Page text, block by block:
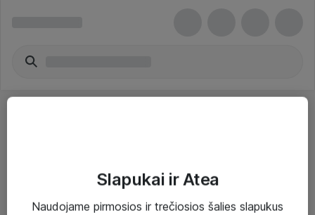
Slapukai ir Atea
Naudojame pirmosios ir trečiosios šalies slapukus